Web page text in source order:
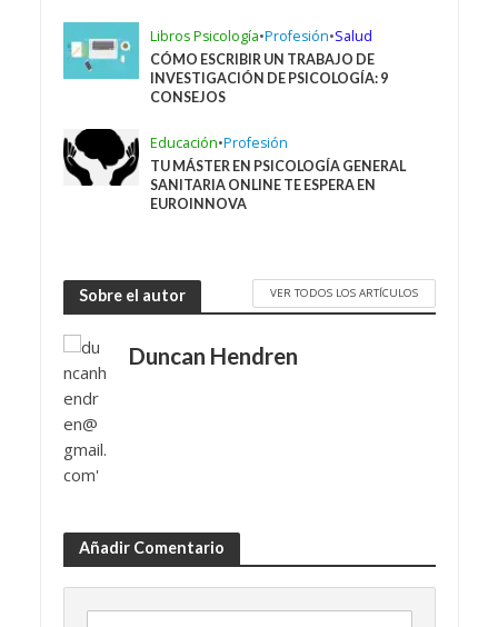
Libros Psicología•Profesión•Salud
CÓMO ESCRIBIR UN TRABAJO DE
INVESTIGACIÓN DE PSICOLOGÍA: 9
CONSEJOS
Educación•Profesión
TU MÁSTER EN PSICOLOGÍA GENERAL
SANITARIA ONLINE TE ESPERA EN
EUROINNOVA
Sobre el autor VER TODOS LOS ARTÍCULOS
Duncan Hendren
Añadir Comentario